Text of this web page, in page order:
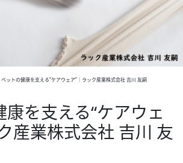
ペットの健康を支える“ケアウェア”｜ラック産業株式会社 吉川 友嗣
を支える“ケアウェ
産業株式会社 吉川 友